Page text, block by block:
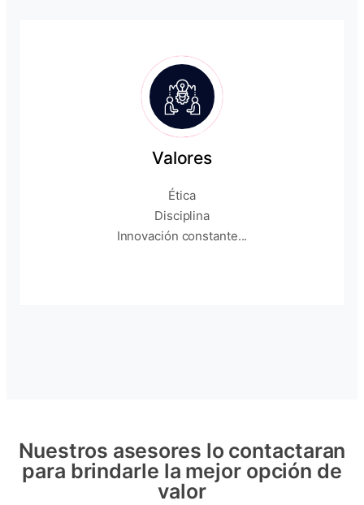
Valores
Ética
Disciplina
Innovación constante...
Nuestros asesores lo contactaran
para brindarle la mejor opción de
valor